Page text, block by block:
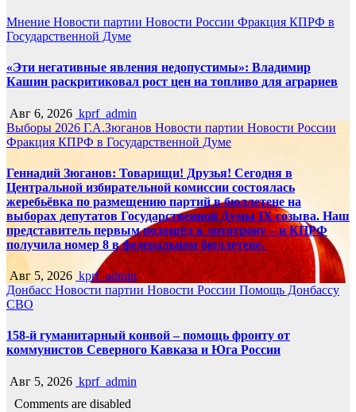
Мнение Новости партии Новости России Фракция КПРФ в
Государственной Думе
«Эти негативные явления недопустимы»: Владимир
Кашин раскритиковал рост цен на топливо для аграриев
Авг 6, 2026 kprf_admin
Выборы 2026 Г.А.Зюганов Новости партии Новости России
Фракция КПРФ в Государственной Думе
Геннадий Зюганов: Товарищи! Друзья! Сегодня в
Центральной избирательной комиссии состоялась
жеребьёвка по размещению партий в бюллетене на
выборах депутатов Государственной Думы IX созыва. Наш
представитель первым подошёл к лототрону – и КПРФ
получила номер 8 в федеральном бюллетене.
Авг 5, 2026 kprf_admin
Донбасс Новости партии Новости России Помощь Донбассу
СВО
158-й гуманитарный конвой – помощь фронту от
коммунистов Северного Кавказа и Юга России
Авг 5, 2026 kprf_admin
Comments are disabled